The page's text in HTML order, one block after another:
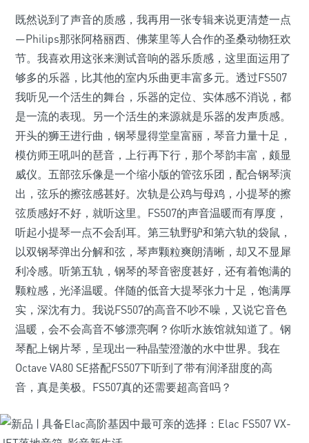
既然说到了声音的质感，我再用一张专辑来说更清楚一点
—Philips那张阿格丽西、佛莱里等人合作的圣桑动物狂欢
节。我喜欢用这张来测试音响的器乐质感，这里面运用了
够多的乐器，比其他的室内乐曲更丰富多元。透过FS507
我听见一个活生的舞台，乐器的定位、实体感不消说，都
是一流的表现。另一个活生的来源就是乐器的发声质感。
开头的狮王进行曲，钢琴显得堂皇富丽，琴音力量十足，
模仿师王吼叫的琶音，上行再下行，那个琴韵丰富，颇显
威仪。五部弦乐像是一个缩小版的管弦乐团，配合钢琴演
出，弦乐的擦弦感甚好。次轨是公鸡与母鸡，小提琴的擦
弦质感好不好，就听这里。FS507的声音温暖而有厚度，
听起小提琴一点不会刮耳。第三轨野驴和第六轨的袋鼠，
以双钢琴弹出分解和弦，琴声颗粒爽朗清晰，却又不显犀
利冷感。听第五轨，钢琴的琴音密度甚好，还有着饱满的
颗粒感，光泽温暖。伴随的低音大提琴张力十足，饱满厚
实，深沈有力。我说FS507的高音不吵不噪，又说它音色
温暖，会不会高音不够漂亮啊？你听水族馆就知道了。钢
琴配上钢片琴，呈现出一种晶莹澄澈的水中世界。我在
Octave VA80 SE搭配FS507下听到了带有润泽甜度的高
音，真是美极。FS507真的还需要超高音吗？